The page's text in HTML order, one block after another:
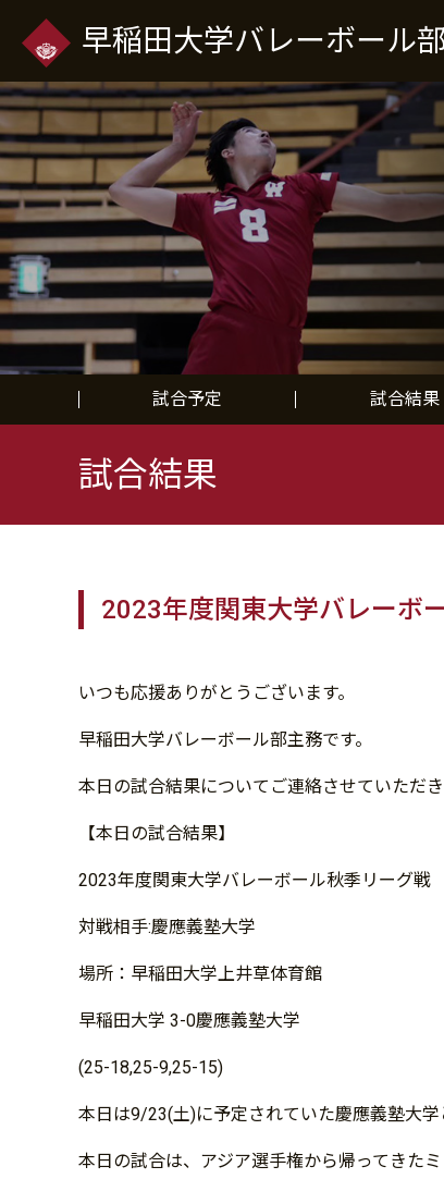
早稲田大学バレーボール
試合予定 試合結果
試合結果
2023年度関東大学バレー
いつも応援ありがとうございます。
早稲田大学バレーボール部主務です。
本日の試合結果についてご連絡させていただき
【本日の試合結果】
2023年度関東大学バレーボール秋季リーグ戦
対戦相手:慶應義塾大学
場所：早稲田大学上井草体育館
早稲田大学 3-0慶應義塾大学
(25-18,25-9,25-15)
本日は9/23(土)に予定されていた慶應義塾大学
本日の試合は、アジア選手権から帰ってきた